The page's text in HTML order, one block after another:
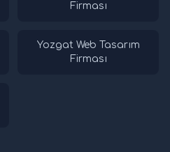
Firması
Yozgat Web Tasarım
Firması